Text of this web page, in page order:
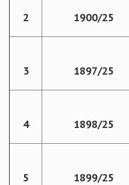
2 1900/25
3 1897/25
4 1898/25
5 1899/25